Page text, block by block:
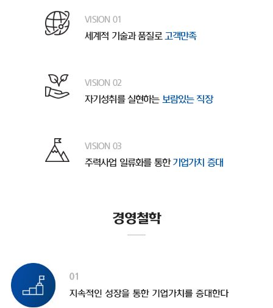
VISION 01
세계적 기술과 품질로 고객만족
VISION 02
자기성취를 실현하는 보람있는 직장
VISION 03
주력사업 일류화를 통한 기업가치 증대
경영철학